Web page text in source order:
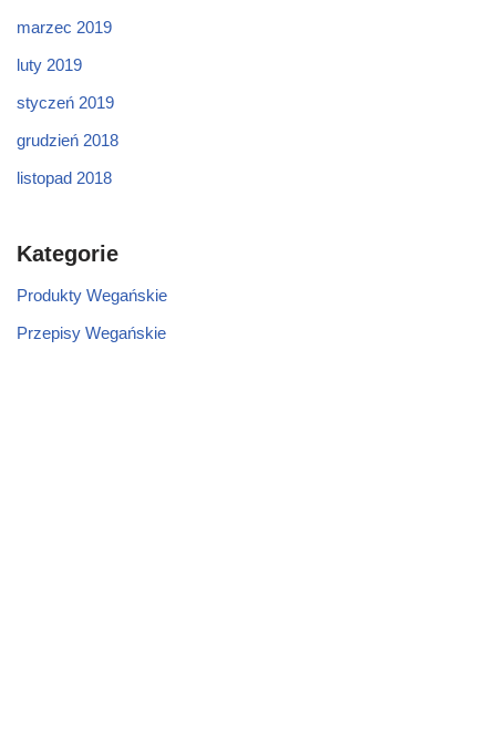
marzec 2019
luty 2019
styczeń 2019
grudzień 2018
listopad 2018
Kategorie
Produkty Wegańskie
Przepisy Wegańskie